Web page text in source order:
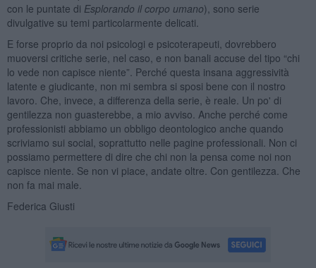
con le puntate di Esplorando il corpo umano), sono serie
divulgative su temi particolarmente delicati.
E forse proprio da noi psicologi e psicoterapeuti, dovrebbero
muoversi critiche serie, nel caso, e non banali accuse del tipo “chi
lo vede non capisce niente”. Perché questa insana aggressività
latente e giudicante, non mi sembra si sposi bene con il nostro
lavoro. Che, invece, a differenza della serie, è reale. Un po' di
gentilezza non guasterebbe, a mio avviso. Anche perché come
professionisti abbiamo un obbligo deontologico anche quando
scriviamo sui social, soprattutto nelle pagine professionali. Non ci
possiamo permettere di dire che chi non la pensa come noi non
capisce niente. Se non vi piace, andate oltre. Con gentilezza. Che
non fa mai male.
Federica Giusti